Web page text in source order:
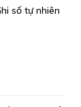
số tự nhiên